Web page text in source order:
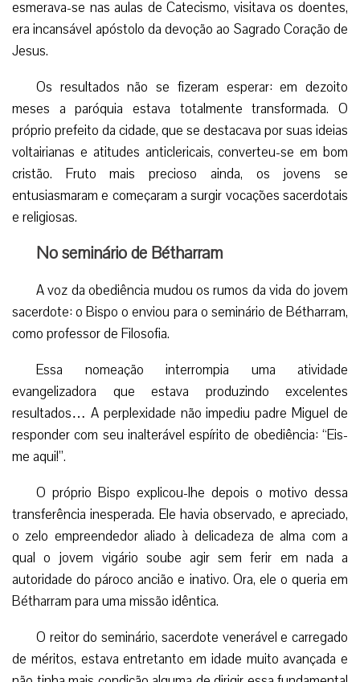
Como homem providencial, padre Miguel levou adiante
seu contemporâneo: leão no púlpito, manso e
Eucarística para contrabalançar a fria influência do
jansenismo, deu um caráter solene aos atos litúrgicos,
esmerava-se nas aulas de Catecismo, visitava os doentes,
era incansável apóstolo da devoção ao Sagrado Coração de
Jesus.
Os resultados não se fizeram esperar: em dezoito
meses a paróquia estava totalmente transformada. O
próprio prefeito da cidade, que se destacava por suas ideias
voltairianas e atitudes anticlericais, converteu-se em bom
cristão. Fruto mais precioso ainda, os jovens se
entusiasmaram e começaram a surgir vocações sacerdotais
e religiosas.
No seminário de Bétharram
sacerdote: o Bispo o enviou para o seminário de Bétharram,
como professor de Filosofia.